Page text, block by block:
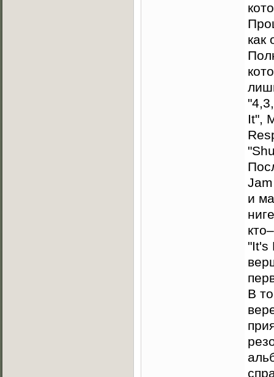
как
It",
и
"It's
В